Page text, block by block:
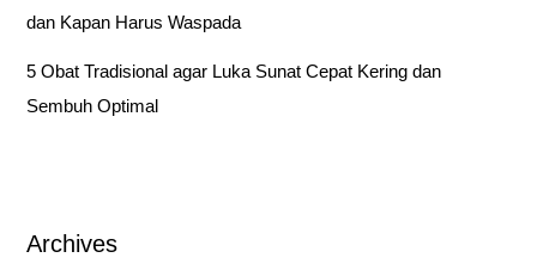
dan Kapan Harus Waspada
5 Obat Tradisional agar Luka Sunat Cepat Kering dan
Sembuh Optimal
Archives